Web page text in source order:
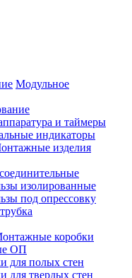
Модульное
и таймеры
индикаторы
изделия
изолированные
под опрессовку
коробки
ОП
для полых стен
для твердых стен